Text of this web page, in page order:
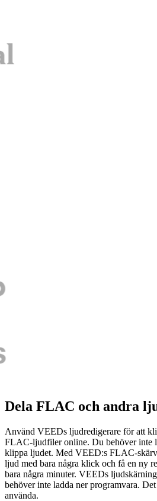
Dela FLAC och andra
Använd VEEDs ljudredigerare för att
FLAC-ljudfiler online. Du behöver inte
klippa ljudet. Med VEED:s FLAC-
ljud med bara några klick och få en ny
bara några minuter. VEEDs
behöver inte ladda ner programvara.
använda.